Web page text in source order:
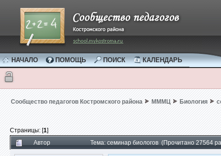
НАЧАЛО ПОМОЩЬ ПОИСК КАЛЕНДАРЬ
Сообщество педагогов Костромского района МММЦ Биология
Страницы: [1]
Автор
Тема: семинар биологов (Прочитано 27564